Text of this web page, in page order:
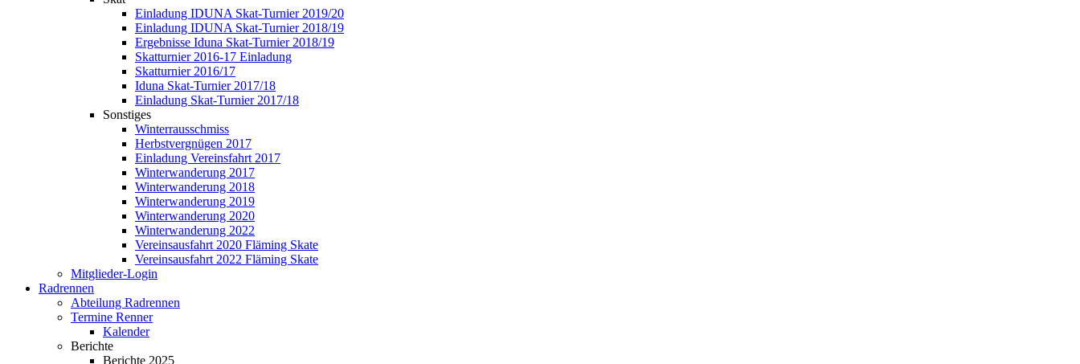
Einladung IDUNA Skat-Turnier 2019/20
Einladung IDUNA Skat-Turnier 2018/19
Ergebnisse Iduna Skat-Turnier 2018/19
Skatturnier 2016-17 Einladung
Skatturnier 2016/17
Iduna Skat-Turnier 2017/18
Einladung Skat-Turnier 2017/18
Sonstiges
Winterrausschmiss
Herbstvergnügen 2017
Einladung Vereinsfahrt 2017
Winterwanderung 2017
Winterwanderung 2018
Winterwanderung 2019
Winterwanderung 2020
Winterwanderung 2022
Vereinsausfahrt 2020 Fläming Skate
Vereinsausfahrt 2022 Fläming Skate
Mitglieder-Login
Radrennen
Abteilung Radrennen
Termine Renner
Kalender
Berichte
Berichte 2025